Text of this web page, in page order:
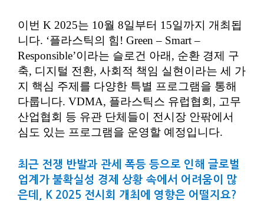
이번 K 2025는 10월 8일부터 15일까지 개최됩
니다. ‘플라스틱의 힘! Green – Smart –
Responsible’이라는 슬로건 아래, 순환 경제 구
축, 디지털 전환, 사회적 책임 실현이라는 세 가
지 핵심 주제를 다양한 특별 프로그램을 통해
다룹니다. VDMA, 플라스틱스 유럽협회, 고무
산업협회 등 유관 단체들이 전시장 안팎에서
심도 있는 프로그램을 운영할 예정입니다.
최근 전쟁 반발과 관세 폭등 등으로 인해 글로벌
업계가 불확실성 경제 상황 속에서 어려움이 많
은데, K 2025 전시회 개최에 영향은 어떨지요?